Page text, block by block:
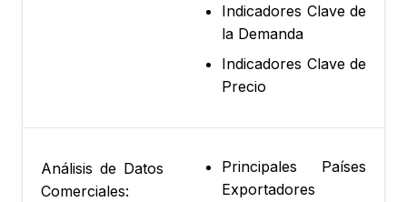
Indicadores Clave de
la Demanda
Indicadores Clave de
Precio
Análisis de Datos
Comerciales:
Principales Países
Exportadores